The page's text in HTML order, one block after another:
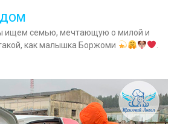
ДОМ
ищем семью, мечтающую о милой и
как малышка Боржоми